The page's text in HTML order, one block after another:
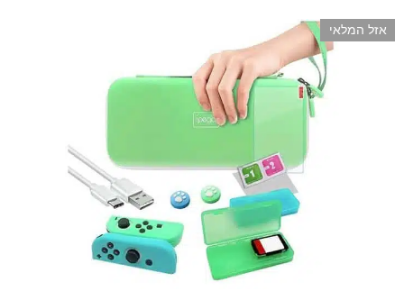
אזל המלאי